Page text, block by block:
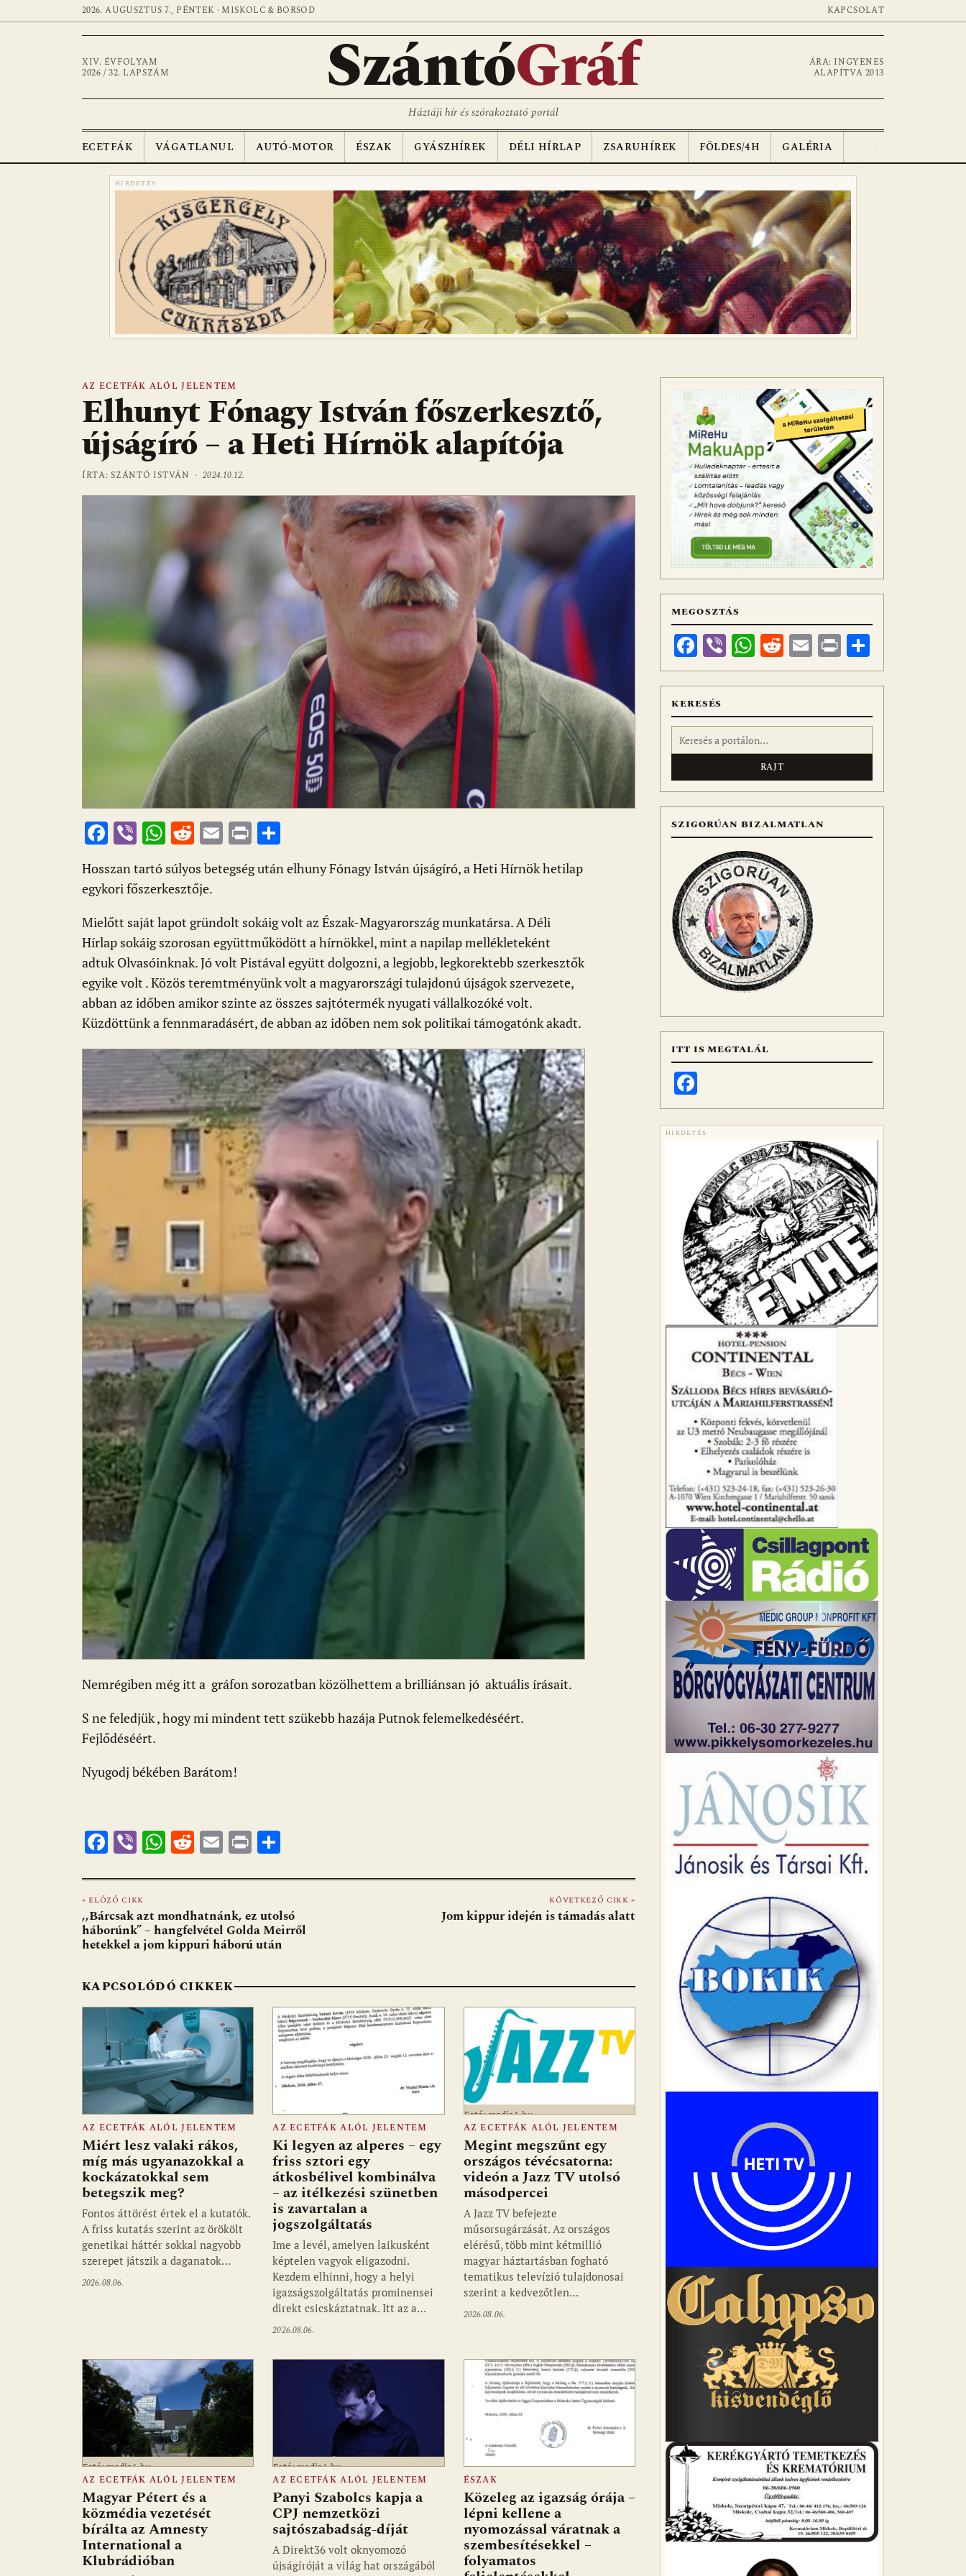
2026. AUGUSZTUS 7., PÉNTEK · MISKOLC & BORSOD KAPCSOLAT
XIV. ÉVFOLYAM
2026 / 32. LAPSZÁM
SzántóGráf
ÁRA: INGYENES
ALAPÍTVA 2013
Háztáji hír és szórakoztató portál
ECETFÁK VÁGATLANUL AUTÓ-MOTOR ÉSZAK GYÁSZHÍREK DÉLI HÍRLAP ZSARUHÍREK FÖLDES/4H GALÉRIA
HIRDETÉS
AZ ECETFÁK ALÓL JELENTEM
Elhunyt Fónagy István főszerkesztő,
újságíró – a Heti Hírnök alapítója
ÍRTA: SZÁNTÓ ISTVÁN ·2024.10.12.
F
e
b
o
o
k
Vi
er
W
h
at
s
A
p
p
R
e
d
di
t
E
ai
Pr
t
ss
za
e
g
Hosszan tartó súlyos betegség után elhuny Fónagy István újságíró, a Heti Hírnök hetilap
egykori főszerkesztője.
Mielőtt saját lapot gründolt sokáig volt az Észak-Magyarország munkatársa. A Déli
Hírlap sokáig szorosan együttműködött a hírnökkel, mint a napilap mellékleteként
adtuk Olvasóinknak. Jó volt Pistával együtt dolgozni, a legjobb, legkorektebb szerkesztők
egyike volt . Közös teremtményünk volt a magyarországi tulajdonú újságok szervezete,
abban az időben amikor szinte az összes sajtótermék nyugati vállalkozóké volt.
Küzdöttünk a fennmaradásért, de abban az időben nem sok politikai támogatónk akadt.
Nemrégiben még itt a gráfon sorozatban közölhettem a brilliánsan jó aktuális írásait.
S ne feledjük , hogy mi mindent tett szükebb hazája Putnok felemelkedéséért.
Fejlődéséért.
Nyugodj békében Barátom!
F
e
b
o
o
k
Vi
er
W
at
s
A
p
p
R
d
di
t
E
ai
l
Pr
t za
m
e
g
« ELŐZŐ CIKK
,,Bárcsak azt mondhatnánk, ez utolsó
háborúnk” – hangfelvétel Golda Meirről
hetekkel a jom kippuri háború után
KÖVETKEZŐ CIKK »
Jom kippur idején is támadás alatt
KAPCSOLÓDÓ CIKKEK
AZ ECETFÁK ALÓL JELENTEM
Miért lesz valaki rákos,
míg más ugyanazokkal a
kockázatokkal sem
betegszik meg?
Fontos áttörést értek el a kutatók.
A friss kutatás szerint az örökölt
genetikai háttér sokkal nagyobb
szerepet játszik a daganatok…
2026.08.06.
AZ ECETFÁK ALÓL JELENTEM
Ki legyen az alperes – egy
friss sztori egy
átkosbélivel kombinálva
– az itélkezési szünetben
is zavartalan a
jogszolgáltatás
Ime a levél, amelyen laikusként
képtelen vagyok eligazodni.
Kezdem elhinni, hogy a helyi
igazságszolgáltatás prominensei
direkt csicskáztatnak. Itt az a…
2026.08.06.
Fotó: media1.hu
AZ ECETFÁK ALÓL JELENTEM
Megint megszűnt egy
országos tévécsatorna:
videón a Jazz TV utolsó
másodpercei
A Jazz TV befejezte
műsorsugárzását. Az országos
elérésű, több mint kétmillió
magyar háztartásban fogható
tematikus televízió tulajdonosai
szerint a kedvezőtlen…
2026.08.06.
Fotó: media1.hu
AZ ECETFÁK ALÓL JELENTEM
Magyar Pétert és a
közmédia vezetését
bírálta az Amnesty
International a
Klubrádióban
Fotó: media1.hu
AZ ECETFÁK ALÓL JELENTEM
Panyi Szabolcs kapja a
CPJ nemzetközi
sajtószabadság-díját
A Direkt36 volt oknyomozó
újságíróját a világ hat országából
ÉSZAK
Közeleg az igazság órája –
lépni kellene a
nyomozással váratnak a
szembesítésekkel –
folyamatos
MEGOSZTÁS
Facebook
ViberWhatsApp
Reddit
Email
Print
meg
KERESÉS
Keresés:
SZIGORÚAN BIZALMATLAN
ITT IS MEGTALÁL
HIRDETÉS